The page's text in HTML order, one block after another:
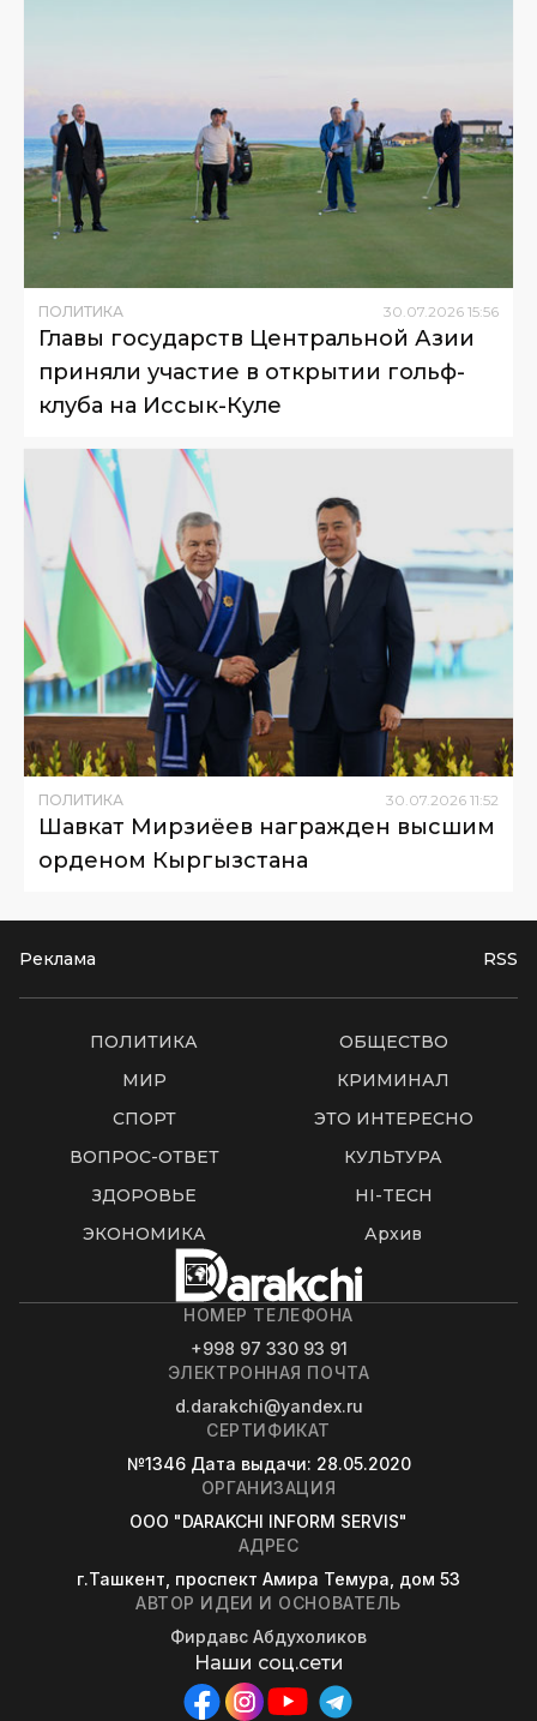
ПОЛИТИКА 30.07.2026 15:56
Главы государств Центральной Азии
приняли участие в открытии гольф-
клуба на Иссык-Куле
ПОЛИТИКА 30 07 2026 11:52
Шавкат Мирзиёев награжден высшим
орденом Кыргызстана
Реклама RSS
ПОЛИТИКА
ОБЩЕСТВО
МИР
КРИМИНАЛ
СПОРТ
ЭТО ИНТЕРЕСНО
ВОПРОС-ОТВЕТ
КУЛЬТУРА
ЗДОРОВЬЕ
HI-TECH
ЭКОНОМИКА
Архив
НОМЕР ТЕЛЕФОНА
+998 97 330 93 91
ЭЛЕКТРОННАЯ ПОЧТА
d.darakchi@yandex.ru
СЕРТИФИКАТ
№1346 Дата выдачи: 28.05.2020
ОРГАНИЗАЦИЯ
OOO "DARAKCHI INFORM SERVIS"
АДРЕС
г.Ташкент, проспект Амира Темура, дом 53
АВТОР ИДЕИ И ОСНОВАТЕЛЬ
Фирдавс Абдухоликов
Наши соц.сети